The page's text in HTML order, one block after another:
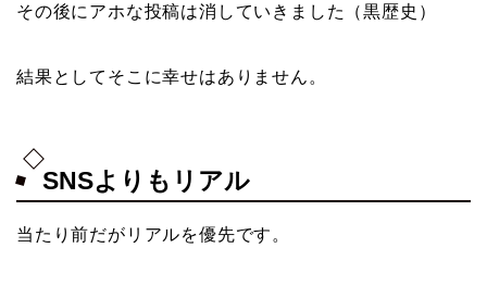
その後にアホな投稿は消していきました（黒歴史）
結果としてそこに幸せはありません。
SNSよりもリアル
当たり前だがリアルを優先です。